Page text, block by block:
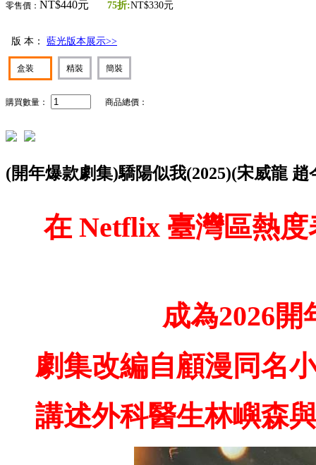
零售價： NT$440元 75折:NT$330元
版 本： 藍光版本展示>>
盒装 精裝 簡裝
購買數量： 商品總價：
(開年爆款劇集)驕陽似我(2025)(宋威龍
在 Netflix 臺灣區熱
成為2026
劇集改編自顧漫同名
講述外科醫生林嶼森